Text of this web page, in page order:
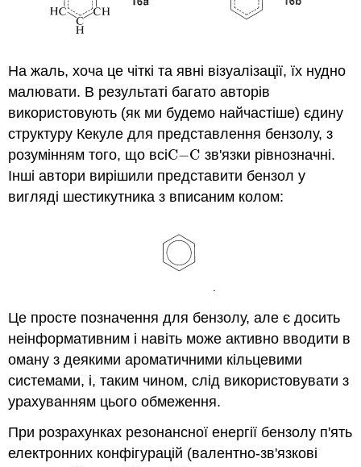
На жаль, хоча це чіткі та явні візуалізації, їх нудно
малювати. В результаті багато авторів
використовують (як ми будемо найчастіше) єдину
структуру Кекуле для представлення бензолу, з
розумінням того, що всіC−C
C−C зв'язки рівнозначні.
Інші автори вирішили представити бензол у
вигляді шестикутника з вписаним колом:
Це просте позначення для бензолу, але є досить
неінформативним і навіть може активно вводити в
оману з деякими ароматичними кільцевими
системами, і, таким чином, слід використовувати з
урахуванням цього обмеження.
При розрахунках резонансної енергії бензолу п'ять
електронних конфігурацій (валентно-зв'язкові